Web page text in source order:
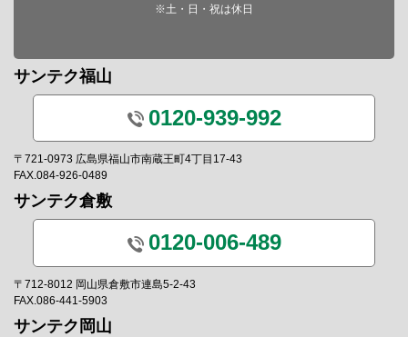
※土・日・祝は休日
サンテク福山
0120-939-992
〒721-0973 広島県福山市南蔵王町4丁目17-43
FAX.084-926-0489
サンテク倉敷
0120-006-489
〒712-8012 岡山県倉敷市連島5-2-43
FAX.086-441-5903
サンテク岡山